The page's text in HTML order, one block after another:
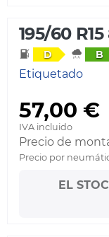
195/60
D B
Etiquetado
57,00 €
IVA incluido
Precio de
Precio por
EL